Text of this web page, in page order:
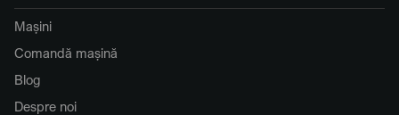
Mașini
Comandă mașină
Blog
Despre noi